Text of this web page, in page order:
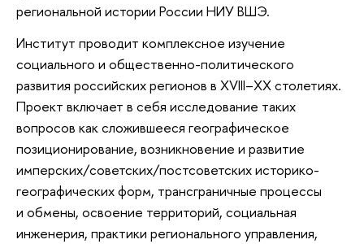
региональной истории России НИУ ВШЭ.
Институт проводит комплексное изучение
социального и общественно-политического
развития российских регионов в XVIII–XX столетиях.
Проект включает в себя исследование таких
вопросов как сложившееся географическое
позиционирование, возникновение и развитие
имперских/советских/постсоветских историко-
географических форм, трансграничные процессы
и обмены, освоение территорий, социальная
инженерия, практики регионального управления,